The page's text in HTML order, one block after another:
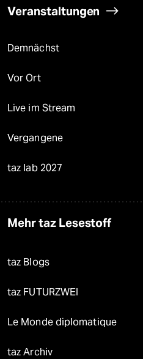
Veranstaltungen
Demnächst
Vor Ort
Live im Stream
Vergangene
taz lab 2027
Mehr taz Lesestoff
taz Blogs
taz FUTURZWEI
Le Monde diplomatique
taz Archiv